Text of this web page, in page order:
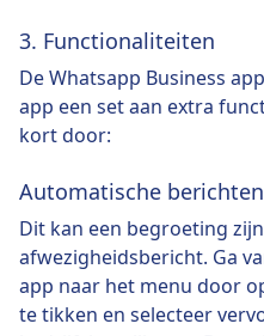
3. Functionaliteiten
De Whatsapp Business
app een set aan extra
kort door:
Automatische berichten
Dit kan een begroeting
afwezigheidsbericht. Ga
app naar het menu door
te tikken en selecteer